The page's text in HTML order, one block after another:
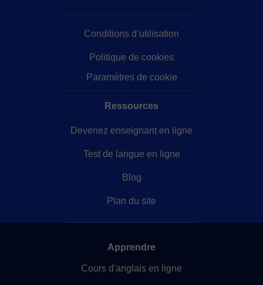
Conditions d’utilisation
Politique de cookies
Paramètres de cookie
Ressources
Devenez enseignant en ligne
Test de langue en ligne
Blog
Plan du site
Apprendre
Cours d'anglais en ligne